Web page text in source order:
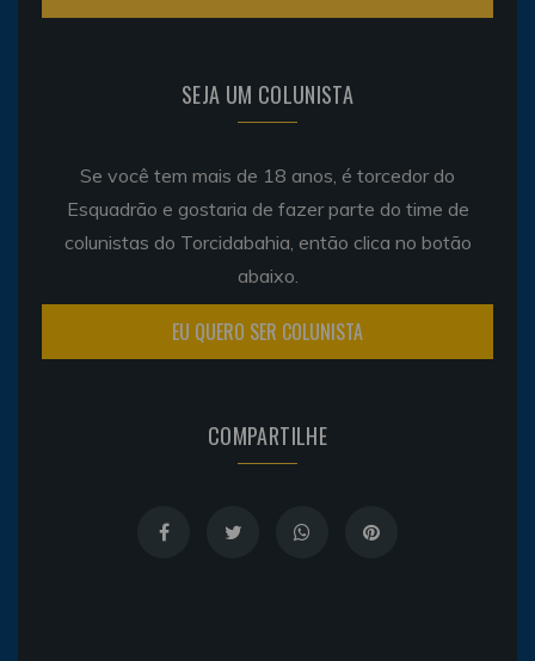
SEJA UM COLUNISTA
Se você tem mais de 18 anos, é torcedor do
Esquadrão e gostaria de fazer parte do time de
colunistas do Torcidabahia, então clica no botão
abaixo.
EU QUERO SER COLUNISTA
COMPARTILHE